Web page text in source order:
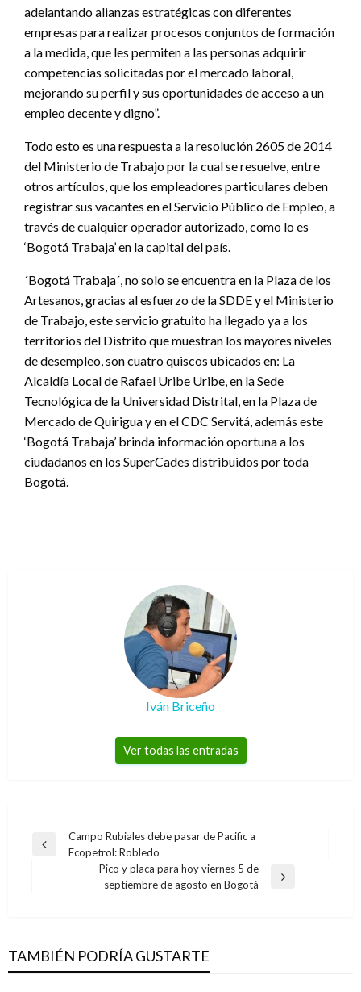
adelantando alianzas estratégicas con diferentes
empresas para realizar procesos conjuntos de formación
a la medida, que les permiten a las personas adquirir
competencias solicitadas por el mercado laboral,
mejorando su perfil y sus oportunidades de acceso a un
empleo decente y digno”.
Todo esto es una respuesta a la resolución 2605 de 2014
del Ministerio de Trabajo por la cual se resuelve, entre
otros artículos, que los empleadores particulares deben
registrar sus vacantes en el Servicio Público de Empleo, a
través de cualquier operador autorizado, como lo es
‘Bogotá Trabaja’ en la capital del país.
´Bogotá Trabaja´, no solo se encuentra en la Plaza de los
Artesanos, gracias al esfuerzo de la SDDE y el Ministerio
de Trabajo, este servicio gratuito ha llegado ya a los
territorios del Distrito que muestran los mayores niveles
de desempleo, son cuatro quiscos ubicados en: La
Alcaldía Local de Rafael Uribe Uribe, en la Sede
Tecnológica de la Universidad Distrital, en la Plaza de
Mercado de Quirigua y en el CDC Servitá, además este
‘Bogotá Trabaja’ brinda información oportuna a los
ciudadanos en los SuperCades distribuidos por toda
Bogotá.
Iván Briceño
Ver todas las entradas
Navegación
Entrada
Campo Rubiales debe pasar de Pacific a
Ecopetrol: Robledo
Pico y placa para hoy viernes 5 de
septiembre de agosto en Bogotá
TAMBIÉN PODRÍA GUSTARTE